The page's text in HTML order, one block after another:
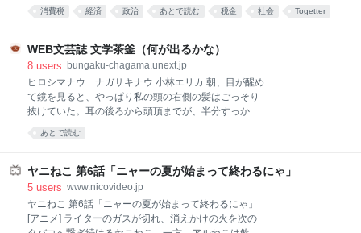
す。 DESIGN.md を置いても、実装がそれに従ってい
みらいは、衆院選の時点から消費税減税には、一貫し
て反対してきました。改めてですが、反対する主な理
は「良くて7割」しか下がらない見立てが示されてい
る ②農業従事者や外食産業に、還付や資金繰り等の負
担が偏って発生するが、対応策が示されていない ③高
所得者ほど恩恵は大きく、「物価高の影響を大きく受
ける方に重点的に」という政策目的に反する ④財源が
響がおよび得る 上記について、引き続き秋の国会で議
らい @takahiroanno 一方、令和11年度から本格導入
される制度に
消費税 経済 政治 あとで読む 税金 社会 Togetter
WEB文芸誌 文学茶釜（何が出るかな）
8 users bungaku-chagama.unext.jp
ヒロシマナウ ナガサキナウ 小林エリカ 朝、目が醒め
て鏡を見ると、やっぱり私の頭の右側の髪はごっそり
抜けていた。耳の後ろから頭頂までが、半分すっかり
禿げあがっている。 私の長い髪が抜け始めたのは、冬
のことだった。なんとなしに身体がだるい。起きあが
と考えた。しかし、あまりにも髪がごっそりと抜け落
ちるようになったから、さすがに不安になった。病院
を幾つも回っても、原因は不明。すっかり困り果て、
禿
あとで読む
ヤニねこ 第6話「ニャーの夏が始まって終わるにゃ」
5 users www.nicovideo.jp
ヤニねこ 第6話「ニャーの夏が始まって終わるにゃ」
[アニメ] ライターのガスが切れ、消えかけの火を次の